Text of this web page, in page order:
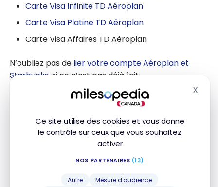
Ce site utilise des cookies et vous donne
le contrôle sur ceux que vous souhaitez
activer
NOS PARTENAIRES (13)
Autre
Mesure d'audience
X
Carte Visa Infinite TD Aéroplan
Carte Visa Platine TD Aéroplan
Carte Visa Affaires TD Aéroplan
N’oubliez pas de lier votre compte Aéroplan et
Starbucks , si ce n’est pas déjà fait.
Dorénavant, si vous liez vos comptes TD et
1 Étoile/ 1 $ d’approvisionnement de votre
carte Starbucks fait avec votre carte TD
/ 1 $ d’achat en payant via votre